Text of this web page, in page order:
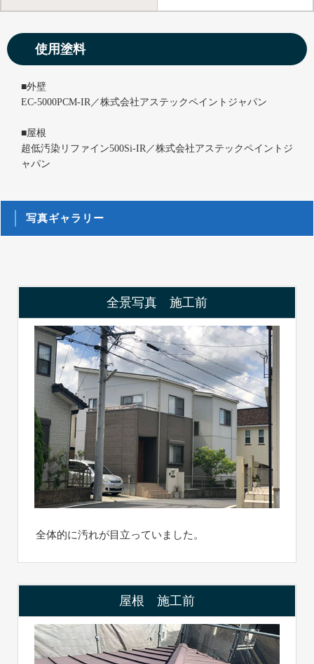
使用塗料
■外壁
EC-5000PCM-IR／株式会社アステックペイントジャパン
■屋根
超低汚染リファイン500Si-IR／株式会社アステックペイントジ
ャパン
写真ギャラリー
全景写真 施工前
全体的に汚れが目立っていました。
屋根 施工前